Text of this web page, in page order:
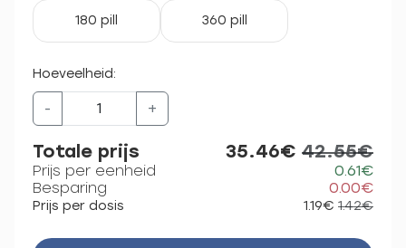
180 pill 360 pill
Hoeveelheid:
- +
Totale prijs 35.46€ 42.55€
Prijs per eenheid
0.61€
Besparing
0.00€
Prijs per dosis 1.19€ 1.42€